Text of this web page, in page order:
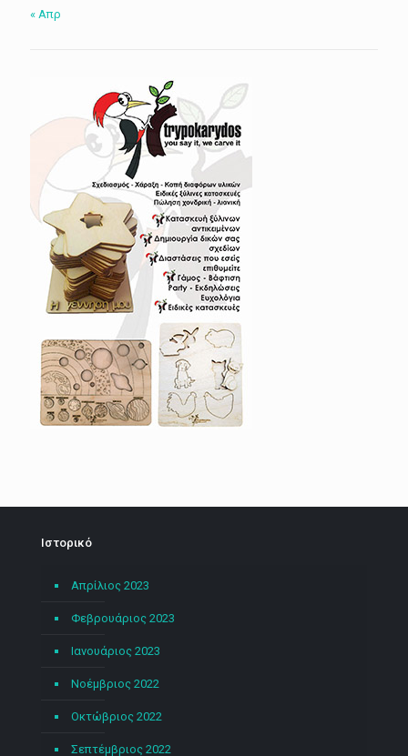
« Απρ
Ιστορικό
Απρίλιος 2023
Φεβρουάριος 2023
Ιανουάριος 2023
Νοέμβριος 2022
Οκτώβριος 2022
Σεπτέμβριος 2022